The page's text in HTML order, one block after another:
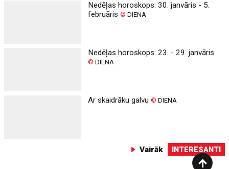
Nedēļas horoskops: 30. janvāris - 5.
februāris© DIENA
Nedēļas horoskops: 23. - 29. janvāris
© DIENA
Ar skaidrāku galvu© DIENA
Vairāk INTERESANTI